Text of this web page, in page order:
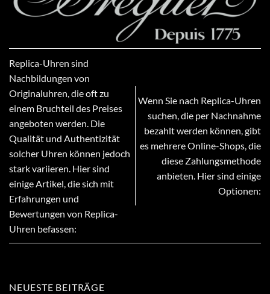
Replica-Uhren sind
Nachbildungen von
Originaluhren, die oft zu
einem Bruchteil des Preises
angeboten werden. Die
Qualität und Authentizität
solcher Uhren können jedoch
stark variieren. Hier sind
einige Artikel, die sich mit
Erfahrungen und
Bewertungen von Replica-
Uhren befassen:
Wenn Sie nach Replica-Uhren
suchen, die per Nachnahme
bezahlt werden können, gibt
es mehrere Online-Shops, die
diese Zahlungsmethode
anbieten. Hier sind einige
Optionen:
NEUESTE BEITRÄGE